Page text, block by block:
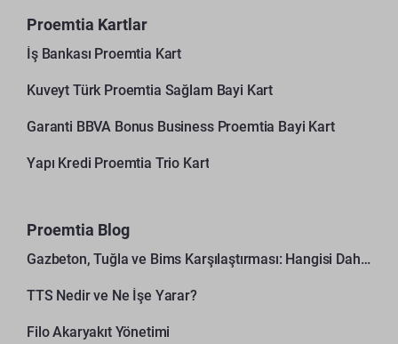
Proemtia Kartlar
İş Bankası Proemtia Kart
Kuveyt Türk Proemtia Sağlam Bayi Kart
Garanti BBVA Bonus Business Proemtia Bayi Kart
Yapı Kredi Proemtia Trio Kart
Proemtia Blog
Gazbeton, Tuğla ve Bims Karşılaştırması: Hangisi Daha Avantajlı?
TTS Nedir ve Ne İşe Yarar?
Filo Akaryakıt Yönetimi